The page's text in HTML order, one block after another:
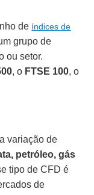
de índices de
grupo de
ou setor.
, o FTSE 100, o
variação de
petróleo, gás
tipo de CFD é
de